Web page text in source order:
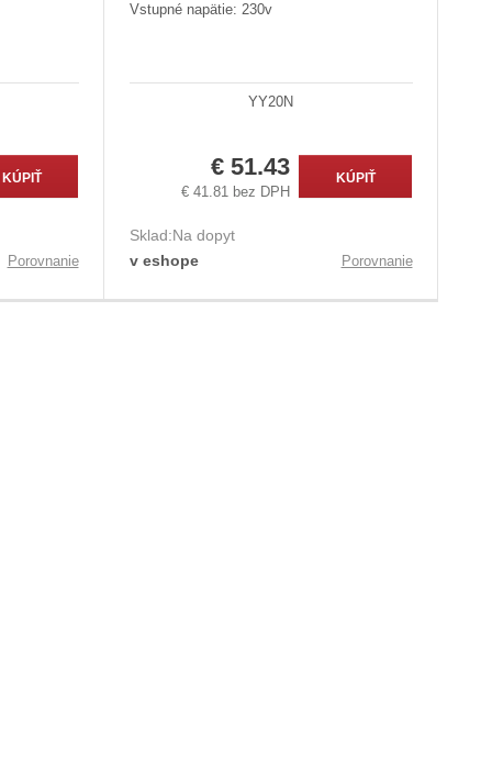
KÚPIŤ
Porovnanie
Vstupné napätie: 230v
YY20N
€ 51.43
€ 41.81 bez DPH
KÚPIŤ
Sklad:Na dopyt
v eshope
Porovnanie